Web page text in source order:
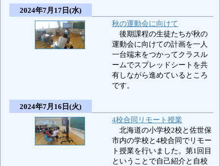
2024年7月17日(水)
秋の運動会に向けて
後期課程の生徒たちが秋の
運動会に向けての計画を一人
一台端末をつかってクラスル
ームでスプレッドシートを共
有しながら進めているところ
です。
2024年7月16日(火)
4校合同リモート授業
北海道の小学校2校と佐世保
市内の学校と4校合同でリモー
ト授業を行いました。第1回目
ということで自己紹介と自校